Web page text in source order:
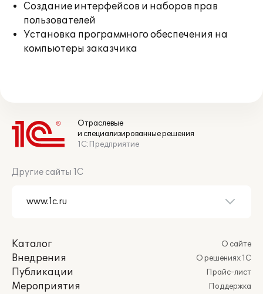
Создание интерфейсов и наборов прав
пользователей
Установка программного обеспечения на
компьютеры заказчика
Отраслевые
и специализированные решения
1С:Предприятие
Другие сайты 1С
Каталог
Внедрения
Публикации
Мероприятия
О сайте
О решениях 1С
Прайс-лист
Поддержка